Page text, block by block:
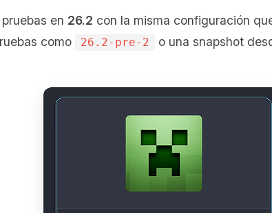
en 26.2 con la misma configuración
como
26.2-pre-2
o una snapshot